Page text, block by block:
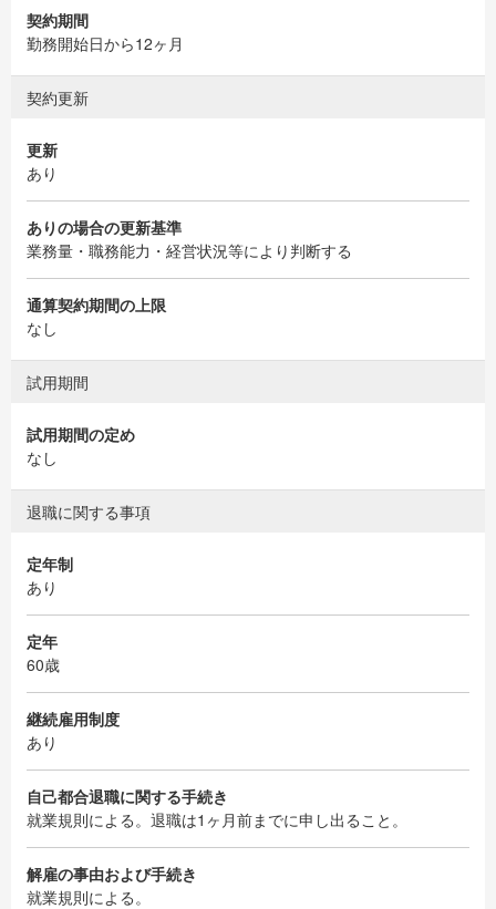
契約期間
勤務開始日から12ヶ月
契約更新
更新
あり
ありの場合の更新基準
業務量・職務能力・経営状況等により判断する
通算契約期間の上限
なし
試用期間
試用期間の定め
なし
退職に関する事項
定年制
あり
定年
60歳
継続雇用制度
あり
自己都合退職に関する手続き
就業規則による。退職は1ヶ月前までに申し出ること。
解雇の事由および手続き
就業規則による。